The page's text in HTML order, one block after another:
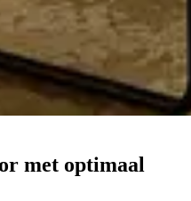
met optimaal